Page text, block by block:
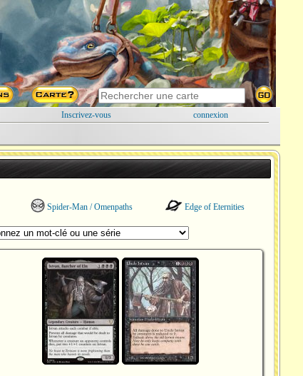
Inscrivez-vous
connexion
Spider-Man / Omenpaths Edge of Eternities